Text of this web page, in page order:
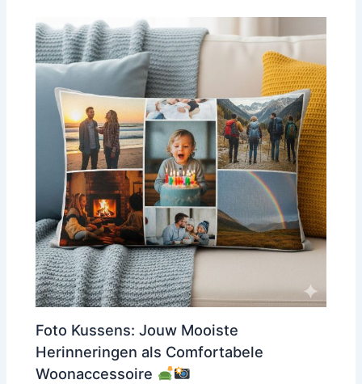
Foto Kussens: Jouw Mooiste
Herinneringen als Comfortabele
Woonaccessoire